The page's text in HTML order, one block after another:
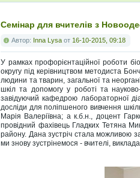
Семінар для вчителів з
Автор: Inna Lysa от 16-10-2015, 09:18
У рамках профорієнтаційної роботи
округу під керівництвом методиста
людини та тварин, загальної та
шкіл та допомогу у роботі та
завідуючий кафедрою лабораторної
досліди для поліпшеного вивчення
Марія Валеріївна; а к.б.н., доцент
провідний фахівець Гладких Тетяна
району. Дана зустріч стала можливою
ми знову зустрінемося - вчителі,